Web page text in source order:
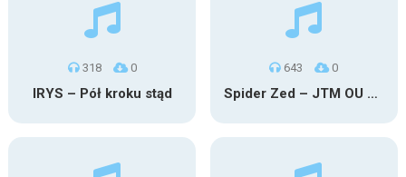
318 0
IRYS – Pół kroku stąd
643 0
Spider Zed – JTM OU TG